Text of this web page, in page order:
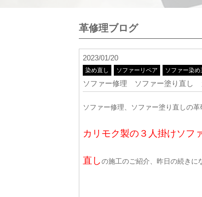
革修理ブログ
2023/01/20
染め直し ソファーリペア ソファー染め
ソファー修理 ソファー塗り直
ソファー修理、ソファー塗り直しの
カリモク製の３人掛けソフ
直しの施工のご紹介、昨日の続きに